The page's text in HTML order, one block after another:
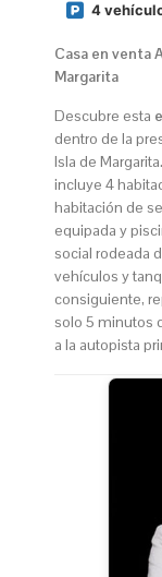
4
Casa en venta
Margarita
Descubre esta
dentro de la
Isla de
incluye 4
habitación de
equipada y
social rodeada
vehículos y
consiguiente,
solo 5 minutos
a la autopista